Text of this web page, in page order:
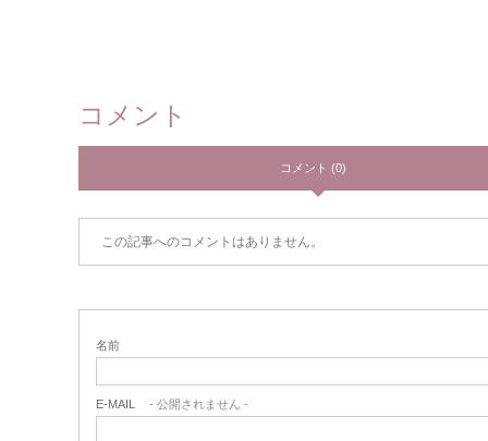
コメント
コメント (0)
この記事へのコメントはありません。
名前
E-MAIL - 公開されません -